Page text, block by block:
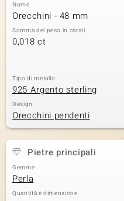
Nome
Orecchini - 48 mm
Somma del peso in carati
0,018 ct
Tipo di metallo
925 Argento sterling
Design
Orecchini pendenti
Pietre principali
Gemme
Perla
Quantità e dimensione